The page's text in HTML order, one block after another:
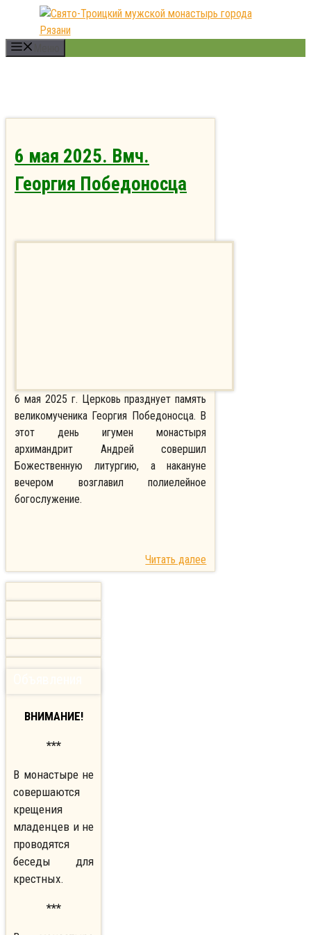
Перейти
содержимому
6 мая 2025. Вмч.
Георгия Победоносца
6 мая 2025 г. Церковь празднует память
великомученика Георгия Победоносца. В
этот день игумен монастыря
архимандрит Андрей совершил
Божественную литургию, а накануне
вечером возглавил полиелейное
богослужение.
Читать далее
ВНИМАНИЕ!
***
В монастыре не
совершаются
крещения
младенцев и не
проводятся
беседы для
крестных.
***